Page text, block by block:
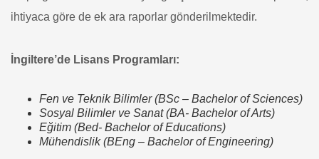
ihtiyaca göre de ek ara raporlar gönderilmektedir.
İngiltere’de Lisans Programları:
Fen ve Teknik Bilimler (BSc – Bachelor of Sciences)
Sosyal Bilimler ve Sanat (BA- Bachelor of Arts)
Eğitim (Bed- Bachelor of Educations)
Mühendislik (BEng – Bachelor of Engineering)